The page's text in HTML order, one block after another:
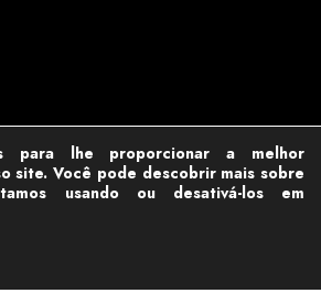
para lhe proporcionar a melhor
site. Você pode descobrir mais sobre
usando ou desativá-los em